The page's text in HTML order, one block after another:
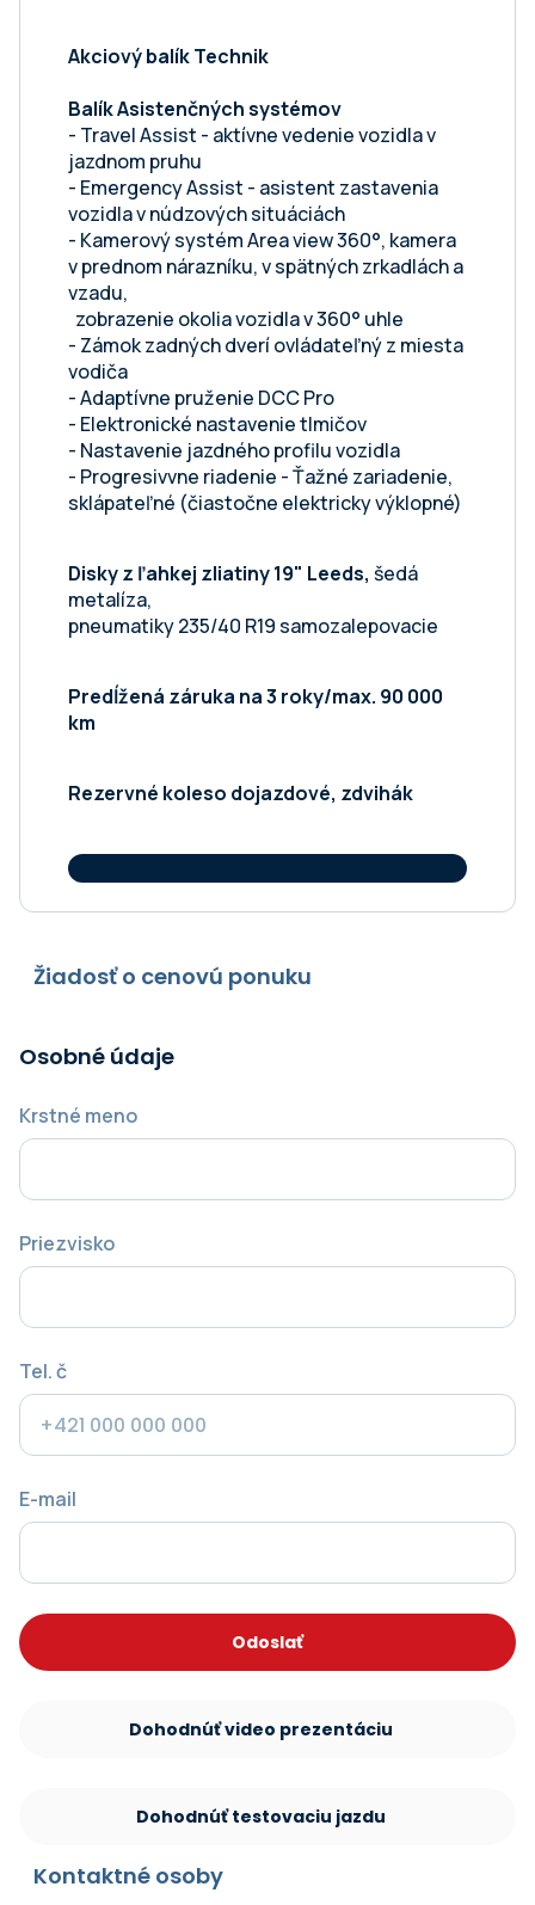
Akciový balík Technik
Balík Asistenčných systémov
- Travel Assist - aktívne vedenie vozidla v
jazdnom pruhu
- Emergency Assist - asistent zastavenia
vozidla v núdzových situáciách
- Kamerový systém Area view 360°, kamera
v prednom nárazníku, v spätných zrkadlách a
vzadu,
zobrazenie okolia vozidla v 360° uhle
- Zámok zadných dverí ovládateľný z miesta
vodiča
- Adaptívne pruženie DCC Pro
- Elektronické nastavenie tlmičov
- Nastavenie jazdného profilu vozidla
- Progresivvne riadenie - Ťažné zariadenie,
sklápateľné (čiastočne elektricky výklopné)
Disky z ľahkej zliatiny 19" Leeds, šedá
metalíza,
pneumatiky 235/40 R19 samozalepovacie
Predĺžená záruka na 3 roky/max. 90 000
km
Rezervné koleso dojazdové, zdvihák
Žiadosť o cenovú ponuku
Osobné údaje
Krstné meno
Priezvisko
Tel. č
E-mail
Odoslať
Dohodnúť video prezentáciu
Dohodnúť testovaciu jazdu
Kontaktné osoby